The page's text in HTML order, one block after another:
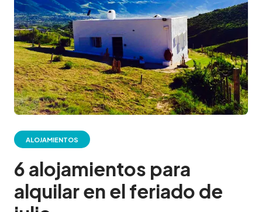
ALOJAMIENTOS
6 alojamientos para
alquilar en el feriado de